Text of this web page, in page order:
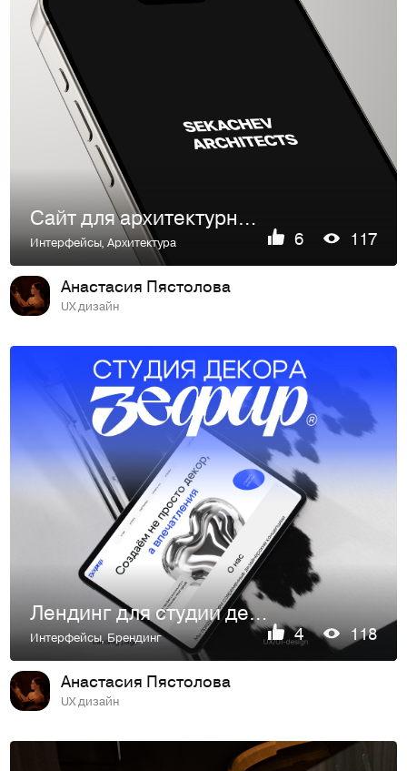
Сайт для архитектурного бюро
Интерфейсы,Архитектура 6 117
Анастасия Пястолова
UX дизайн
Лендинг для студии декора "Зефир"
Интерфейсы,Брендинг 4 118
Анастасия Пястолова
UX дизайн